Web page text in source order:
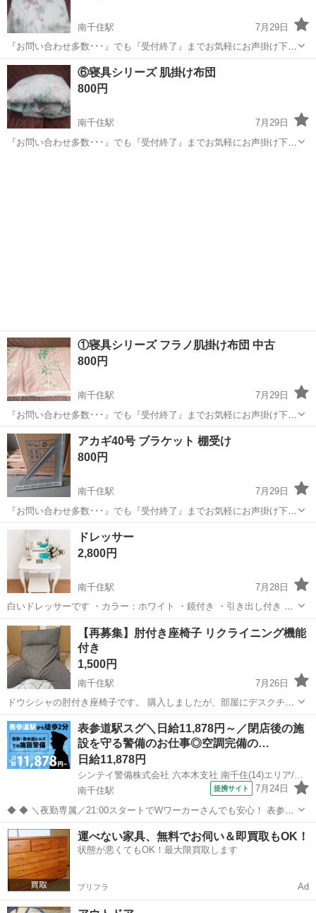
南千住駅
7月29日
『お問い合わせ多数･･･』でも『受付終了』までお気軽にお声掛け下さ
い🤗 ご覧頂きありがとうございます ご希望の方はプロフより受け渡し
方法お選び下さいませ ～～～～～～～～～～～～～～～～～～～ 保管
品 美品 使用･未使用...
東京 台東区 南千住駅 寝具 日用品
⑥寝具シリーズ 肌掛け布団
800円
南千住駅
7月29日
『お問い合わせ多数･･･』でも『受付終了』までお気軽にお声掛け下さ
①寝具シリーズ フラノ肌掛け布団 中古
800円
南千住駅
7月29日
『お問い合わせ多数･･･』でも『受付終了』までお気軽にお声掛け下さ
い🤗 ご覧頂きありがとうございます ご希望の方はプロフより受け渡し
方法お選び下さいませ ～～～～～～～～～～～～～～～～ 使用頻度少
ない中古 長期保管品で...
東京 台東区 南千住駅 寝具 フラノ
アカギ40号 ブラケット 棚受け
800円
南千住駅
7月29日
『お問い合わせ多数･･･』でも『受付終了』までお気軽にお声掛け下さ
い🤗 ご覧頂きありがとうございます ご希望の方はプロフより受け渡し
方法お選び下さいませ ～～～～～～～～～～～～～～～～～～～ 中古
です 一部バリ有り ...
東京 荒川区 南千住駅
ドレッサー
2,800円
南千住駅
7月28日
白いドレッサーです ・カラー：ホワイト ・鏡付き ・引き出し付き ・
椅子付き サイズ： テーブル：57.5cm×36.5cm×71cm 鏡台部分：
38cm×50cm 素材：木製・ガラス ⚫︎シンプルなデザインの化...
東京 荒川区 南千住駅 ドレッサー ホワイト
【再募集】肘付き座椅子 リクライニング機能
付き
1,500円
南千住駅
7月26日
ドウシシャの肘付き座椅子です。 購入しましたが、部屋にデスクチェ
アがあったため、こちらの座椅子はあまり使用しませんでしたのでお
譲りします。 リクライニング機能付きで、読書やテレビ鑑賞、リラッ
クス時などに使えます。 ソファを...
東京 荒川区 南千住駅 椅子
表参道駅スグ＼日給11,878円～／閉店後の施
設を守る警備のお仕事◎空調完備の…
日給11,878円
シンテイ警備株式会社 六本木支社 南千住(14)エリア/A3203200117
南千住駅
提携サイト 7月24日
◆ ◆ ＼夜勤専属／21:00スタートでWワーカーさんでも安心！ 表参道
ヒルズの安全を守るお仕事！ 搬入業者さんの受付など 閉店後の時間が
メインだから お客様との関りがなくて緊張しらず☆ ＼未経験スタート
でも大歓迎／施...
東京 荒川区 南千住駅 警備員
運べない家具、無料でお伺い＆即買取もOK！
状態が悪くてもOK！最大限買取します
プリフラ Ad